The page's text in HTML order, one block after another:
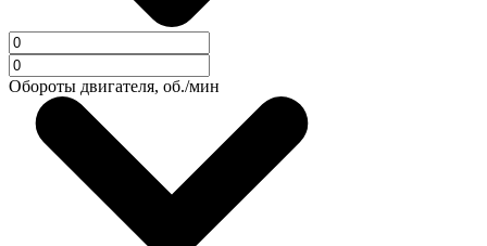
Обороты двигателя, об./мин